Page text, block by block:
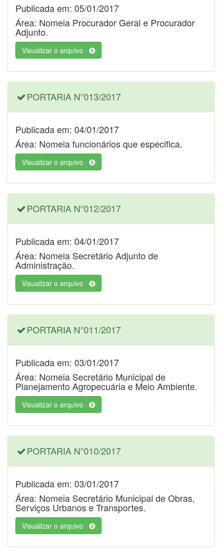
Publicada em: 05/01/2017
Área: Nomeia Procurador Geral e Procurador
Adjunto.
Visualizar o arquivo
PORTARIA N°013/2017
Publicada em: 04/01/2017
Área: Nomeia funcionários que especifica.
Visualizar o arquivo
PORTARIA N°012/2017
Publicada em: 04/01/2017
Área: Nomeia Secretário Adjunto de
Administração.
Visualizar o arquivo
PORTARIA N°011/2017
Publicada em: 03/01/2017
Área: Nomeia Secretário Municipal de
Planejamento Agropecuária e Meio Ambiente.
Visualizar o arquivo
PORTARIA N°010/2017
Publicada em: 03/01/2017
Área: Nomeia Secretário Municipal de Obras,
Serviços Urbanos e Transportes.
Visualizar o arquivo